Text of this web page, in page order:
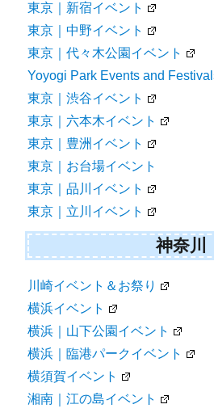
東京｜新宿イベント
東京｜中野イベント
東京｜代々木公園イベント
Yoyogi Park Events and
東京｜渋谷イベント
東京｜六本木イベント
東京｜豊洲イベント
東京｜お台場イベント
東京｜品川イベント
東京｜立川イベント
神奈川
川崎イベント＆お祭り
横浜イベント
横浜｜山下公園イベント
横浜｜臨港パークイベント
横須賀イベント
湘南｜江の島イベント